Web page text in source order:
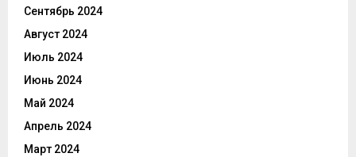
Сентябрь 2024
Август 2024
Июль 2024
Июнь 2024
Май 2024
Апрель 2024
Март 2024